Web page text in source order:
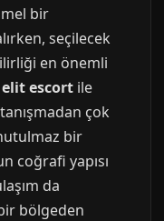
bir
seçilecek
en önemli
elit escort ile
çok
bir
coğrafi yapısı
da
bölgeden